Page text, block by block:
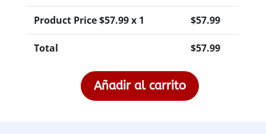
Product Price $57.99x 1 $57.99
Total $57.99
ArregloAñadir al carrito